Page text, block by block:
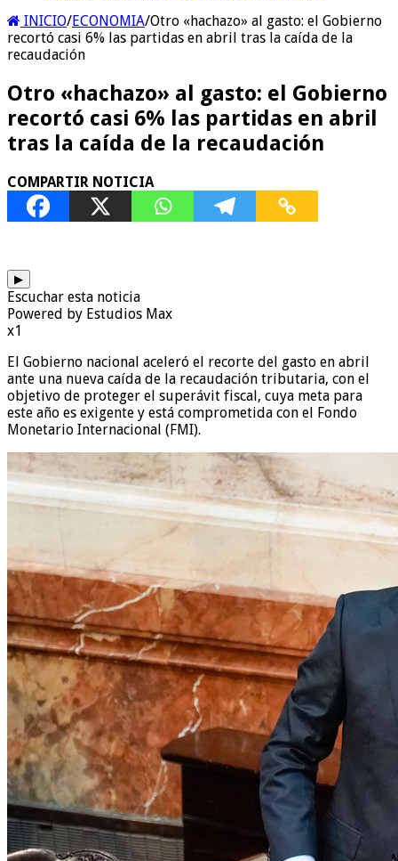
INICIO/ECONOMIA/Otro «hachazo» al gasto: el Gobierno
recortó casi 6% las partidas en abril tras la caída de la
recaudación
Otro «hachazo» al gasto: el Gobierno
recortó casi 6% las partidas en abril
tras la caída de la recaudación
COMPARTIR NOTICIA
▶
Escuchar esta noticia
Powered by Estudios Max
x1
El Gobierno nacional aceleró el recorte del gasto en abril
ante una nueva caída de la recaudación tributaria, con el
objetivo de proteger el superávit fiscal, cuya meta para
este año es exigente y está comprometida con el Fondo
Monetario Internacional (FMI).